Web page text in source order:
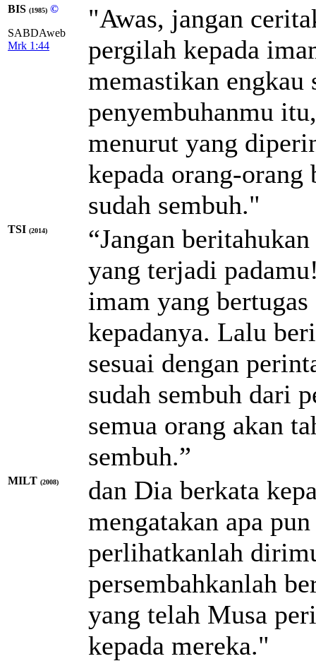
BIS (1985) ©
SABDAweb
Mrk 1:44
"Awas, jangan
pergilah kepada
memastikan engkau
penyembuhanmu
menurut yang
kepada orang-orang
sudah sembuh."
TSI (2014)
“Jangan
yang terjadi
imam yang
kepadanya. Lalu
sesuai dengan
sudah sembuh dari
semua orang akan
sembuh.”
MILT (2008)
dan Dia berkata
mengatakan apa
perlihatkanlah
persembahkanlah
yang telah Musa
kepada mereka."